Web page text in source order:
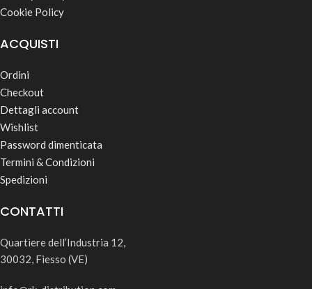
Cookie Policy
ACQUISTI
Ordini
Checkout
Dettagli account
Wishlist
Password dimenticata
Termini & Condizioni
Spedizioni
CONTATTI
Quartiere dell’Industria 12,
30032, Fiesso (VE)